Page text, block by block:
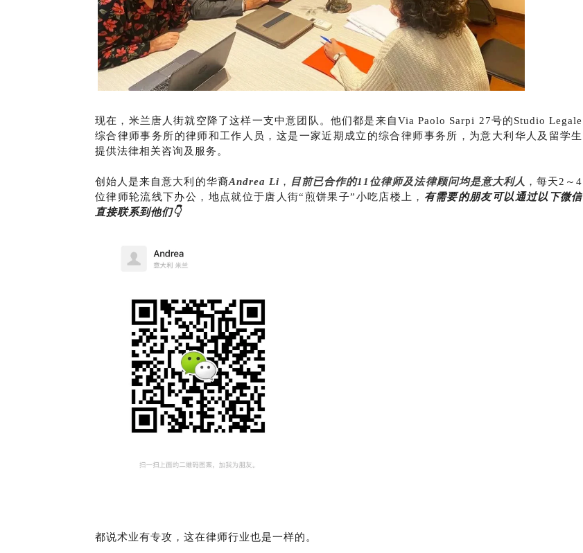
现在，米兰唐人街就空降了这样一支中意团队。他们都是来自Via Paolo Sarpi 27号的Studio Legale
综合律师事务所的律师和工作人员，这是一家近期成立的综合律师事务所，为意大利华人及留学生
提供法律相关咨询及服务。
创始人是来自意大利的华裔Andrea Li ， 目前已合作的11位律师及法律顾问均是意大利人 ，每天2～4
位律师轮流线下办公，地点就位于唐人街“煎饼果子”小吃店楼上， 有需要的朋友可以通过以下微信
直接联系到他们👇
都说术业有专攻，这在律师行业也是一样的。